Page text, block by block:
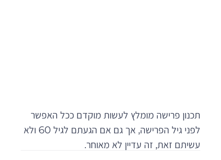
תכנון פרישה מומלץ לעשות מוקדם ככל האפשר
לפני גיל הפרישה, אך גם אם הגעתם לגיל 60 ולא
עשיתם זאת, זה עדיין לא מאוחר.